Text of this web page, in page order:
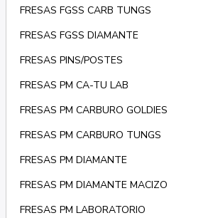
FRESAS FGSS CARB TUNGS
FRESAS FGSS DIAMANTE
FRESAS PINS/POSTES
FRESAS PM CA-TU LAB
FRESAS PM CARBURO GOLDIES
FRESAS PM CARBURO TUNGS
FRESAS PM DIAMANTE
FRESAS PM DIAMANTE MACIZO
FRESAS PM LABORATORIO